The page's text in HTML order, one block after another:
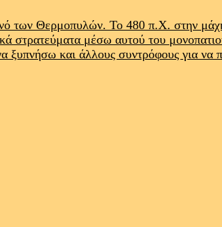
των Θερμοπυλών. Το 480 π.Χ. στην
στρατεύματα μέσω αυτού του
ξυπνήσω και άλλους συντρόφους για να